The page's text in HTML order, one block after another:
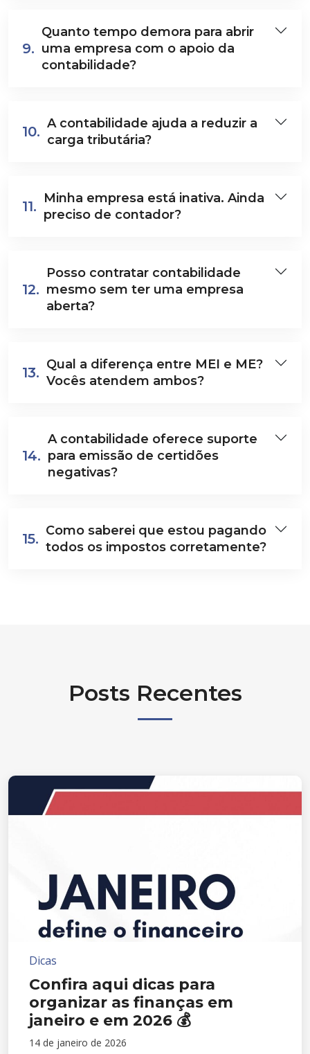
9.
Quanto tempo demora para abrir
uma empresa com o apoio da
contabilidade?
10. A contabilidade ajuda a reduzir a
carga tributária?
11. Minha empresa está inativa. Ainda
preciso de contador?
12.
Posso contratar contabilidade
mesmo sem ter uma empresa
aberta?
13. Qual a diferença entre MEI e ME?
Vocês atendem ambos?
14.
A contabilidade oferece suporte
para emissão de certidões
negativas?
15. Como saberei que estou pagando
todos os impostos corretamente?
Posts Recentes
Dicas
Confira aqui dicas para
organizar as finanças em
janeiro e em 2026 💰
14 de janeiro de 2026